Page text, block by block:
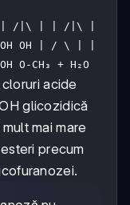
H | /|\ | | /|\ |
OH OH | / \ | |
CH₃ + H₂O
acide
glicozidică
mai mare
precum